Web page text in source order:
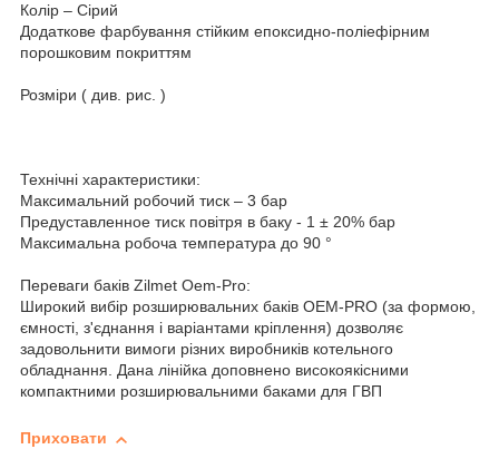
Колір – Сірий
Додаткове фарбування стійким епоксидно-поліефірним
порошковим покриттям
Розміри ( див. рис. )
Технічні характеристики:
Максимальний робочий тиск – 3 бар
Предуставленное тиск повітря в баку - 1 ± 20% бар
Максимальна робоча температура до 90 °
Переваги баків Zilmet Oem-Pro:
Широкий вибір розширювальних баків OEM-PRO (за формою,
ємності, з'єднання і варіантами кріплення) дозволяє
задовольнити вимоги різних виробників котельного
обладнання. Дана лінійка доповнено високоякісними
компактними розширювальними баками для ГВП
Приховати